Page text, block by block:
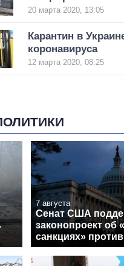
20 марта 2020, 13:05
Карантин в
коронавируса
12 марта 2020, 08:25
7 августа
Сенат США
законопроект об
санкциях»